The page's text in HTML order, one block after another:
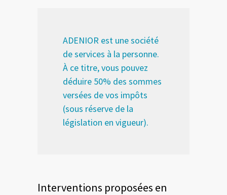
ADENIOR est une société
de services à la personne.
À ce titre, vous pouvez
déduire 50% des sommes
versées de vos impôts
(sous réserve de la
législation en vigueur).
Interventions proposées en